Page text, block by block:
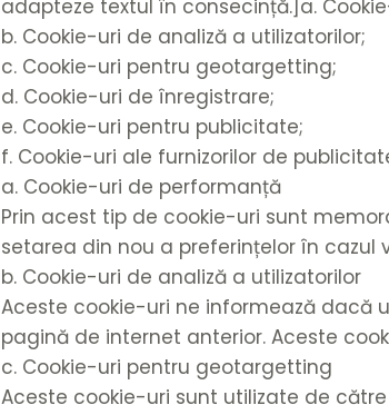
adapteze textul în consecință.]a.
b. Cookie-uri de analiză a utilizatorilor;
c. Cookie-uri pentru geotargetting;
d. Cookie-uri de înregistrare;
e. Cookie-uri pentru publicitate;
f. Cookie-uri ale furnizorilor de
a. Cookie-uri de performanță
Prin acest tip de cookie-uri sunt
setarea din nou a preferințelor în
b. Cookie-uri de analiză a utilizatorilor
Aceste cookie-uri ne informează
pagină de internet anterior. Aceste
c. Cookie-uri pentru geotargetting
Aceste cookie-uri sunt utilizate de